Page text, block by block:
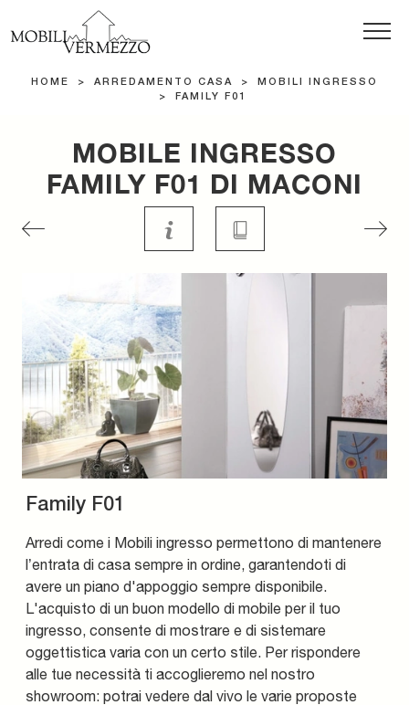
HOME > ARREDAMENTO CASA >
MOBILI INGRESSO
>
FAMILY F01
MOBILE INGRESSO
FAMILY F01 DI MACONI
Family F01
Arredi come i Mobili ingresso permettono di mantenere
l’entrata di casa sempre in ordine, garantendoti di
avere un piano d'appoggio sempre disponibile.
L'acquisto di un buon modello di mobile per il tuo
ingresso, consente di mostrare e di sistemare
oggettistica varia con un certo stile. Per rispondere
alle tue necessità ti accoglieremo nel nostro
showroom: potrai vedere dal vivo le varie proposte